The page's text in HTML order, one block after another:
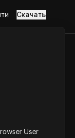
User
Скачать